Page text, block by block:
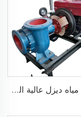
مضخة مياه ديزل عالية الضغط متداولة حديثة البيع لري الزراعة